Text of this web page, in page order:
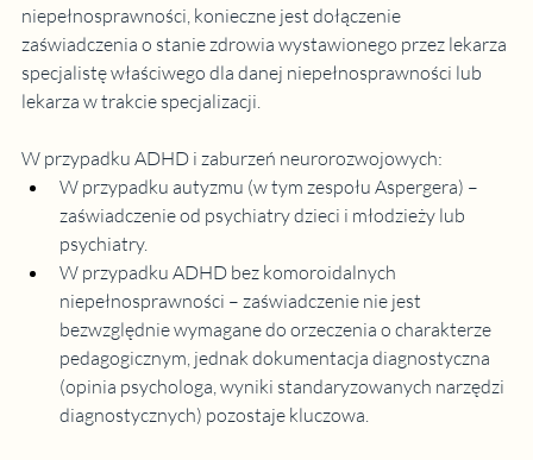
niepełnosprawności, konieczne jest dołączenie
zaświadczenia o stanie zdrowia wystawionego przez lekarza
specjalistę właściwego dla danej niepełnosprawności lub
lekarza w trakcie specjalizacji.
W przypadku ADHD i zaburzeń neurorozwojowych:
W przypadku autyzmu (w tym zespołu Aspergera) –
zaświadczenie od psychiatry dzieci i młodzieży lub
psychiatry.
W przypadku ADHD bez komoroidalnych
niepełnosprawności – zaświadczenie nie jest
bezwzględnie wymagane do orzeczenia o charakterze
pedagogicznym, jednak dokumentacja diagnostyczna
(opinia psychologa, wyniki standaryzowanych narzędzi
diagnostycznych) pozostaje kluczowa.